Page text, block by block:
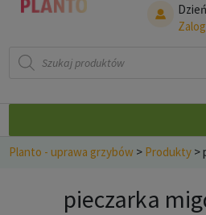
Wyszukiwarka
produktów
Planto - uprawa grzybów > Produkty >
pieczarka